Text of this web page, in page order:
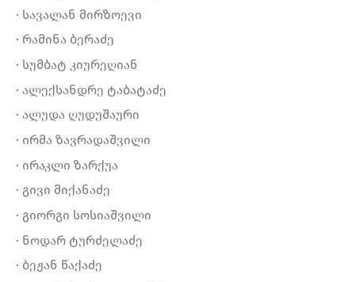
· სავალან მირზოევი
· რამინა ბერაძე
· სუმბატ კიურეღიან
· ალექსანდრე ტაბატაძე
· ალუდა ღუდუშაური
· ირმა ზავრადაშვილი
· ირაკლი ზარქუა
· გივი მიქანაძე
· გიორგი სოსიაშვილი
· ნოდარ ტურძელაძე
· ბეჟან წაქაძე